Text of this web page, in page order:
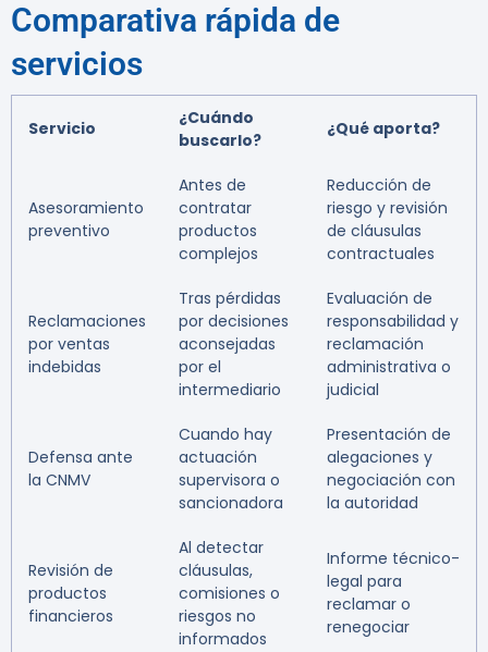
Comparativa rápida de
servicios
Servicio
¿Cuándo
buscarlo?
¿Qué aporta?
Asesoramiento
preventivo
Antes de
contratar
productos
complejos
Reducción de
riesgo y revisión
de cláusulas
contractuales
Reclamaciones
por ventas
indebidas
Tras pérdidas
por decisiones
aconsejadas
por el
intermediario
Evaluación de
responsabilidad y
reclamación
administrativa o
judicial
Defensa ante
la CNMV
Cuando hay
actuación
supervisora o
sancionadora
Presentación de
alegaciones y
negociación con
la autoridad
Revisión de
productos
financieros
Al detectar
cláusulas,
comisiones o
riesgos no
informados
Informe técnico-
legal para
reclamar o
renegociar